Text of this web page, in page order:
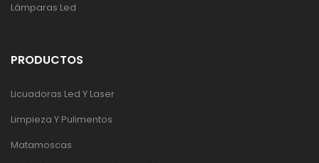
Lámparas Led
PRODUCTOS
Licuadoras Led Y Laser
Limpieza Y Pulimentos
Matamoscas